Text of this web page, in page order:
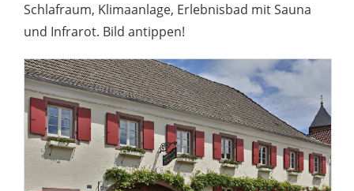
Schlafraum, Klimaanlage, Erlebnisbad mit Sauna
und Infrarot. Bild antippen!